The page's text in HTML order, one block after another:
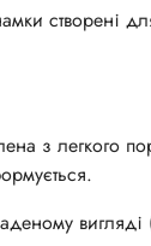
створені
​​з легкого
вигляді